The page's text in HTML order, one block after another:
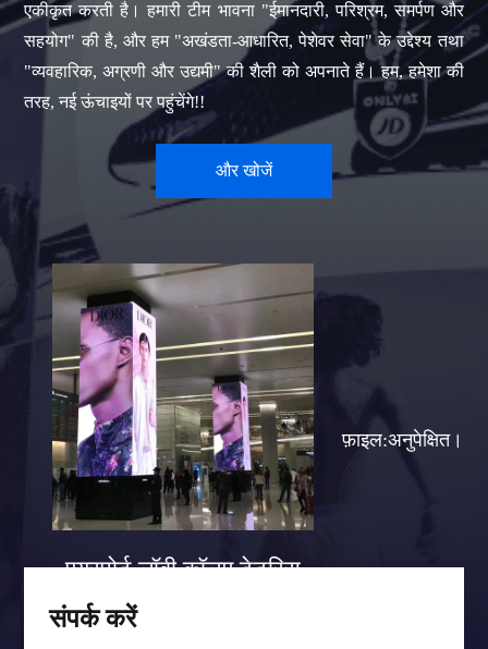
एकीकृत करती है। हमारी टीम भावना "ईमानदारी, परिश्रम, समर्पण और
सहयोग" की है, और हम "अखंडता-आधारित, पेशेवर सेवा" के उद्देश्य तथा
"व्यवहारिक, अग्रणी और उद्यमी" की शैली को अपनाते हैं। हम, हमेशा की
तरह, नई ऊंचाइयों पर पहुंचेंगे!!
और खोजें
एयरपोर्ट लॉबी कॉलम टेटरिस
फ़ाइल:अनुपेक्षित।
संपर्क करें